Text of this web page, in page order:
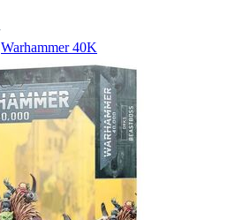
Warhammer 40K